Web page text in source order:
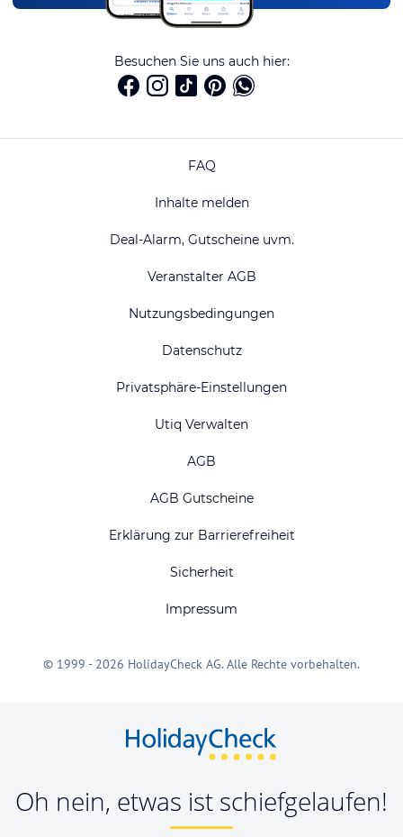
Besuchen Sie uns auch hier:
FAQ
Inhalte melden
Deal-Alarm, Gutscheine uvm.
Veranstalter AGB
Nutzungsbedingungen
Datenschutz
Privatsphäre-Einstellungen
Utiq Verwalten
AGB
AGB Gutscheine
Erklärung zur Barrierefreiheit
Sicherheit
Impressum
© 1999 - 2026 HolidayCheck AG. Alle Rechte vorbehalten.
Oh nein, etwas ist schiefgelaufen!